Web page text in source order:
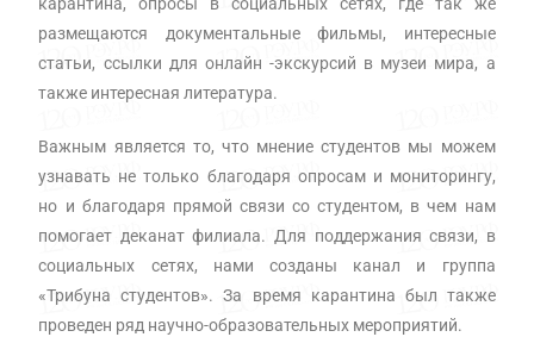
размещаются документальные фильмы, интересные
статьи, ссылки для онлайн -экскурсий в музеи мира, а
также интересная литература.
Важным является то, что мнение студентов мы можем
узнавать не только благодаря опросам и мониторингу,
но и благодаря прямой связи со студентом, в чем нам
помогает деканат филиала. Для поддержания связи, в
социальных сетях, нами созданы канал и группа
«Трибуна студентов». За время карантина был также
проведен ряд научно-образовательных мероприятий.